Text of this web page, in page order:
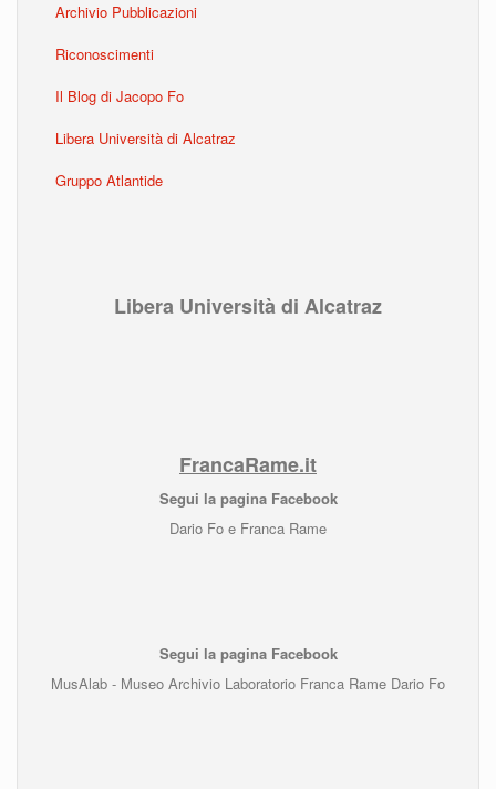
Archivio Pubblicazioni
Riconoscimenti
Il Blog di Jacopo Fo
Libera Università di Alcatraz
Gruppo Atlantide
Libera Università di Alcatraz
FrancaRame.it
Segui la pagina Facebook
Dario Fo e Franca Rame
Segui la pagina Facebook
MusAlab - Museo Archivio Laboratorio Franca Rame Dario Fo